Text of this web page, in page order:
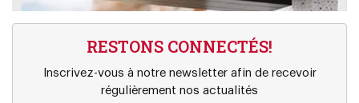
RESTONS CONNECTÉS!
Inscrivez-vous à notre newsletter afin de recevoir
régulièrement nos actualités